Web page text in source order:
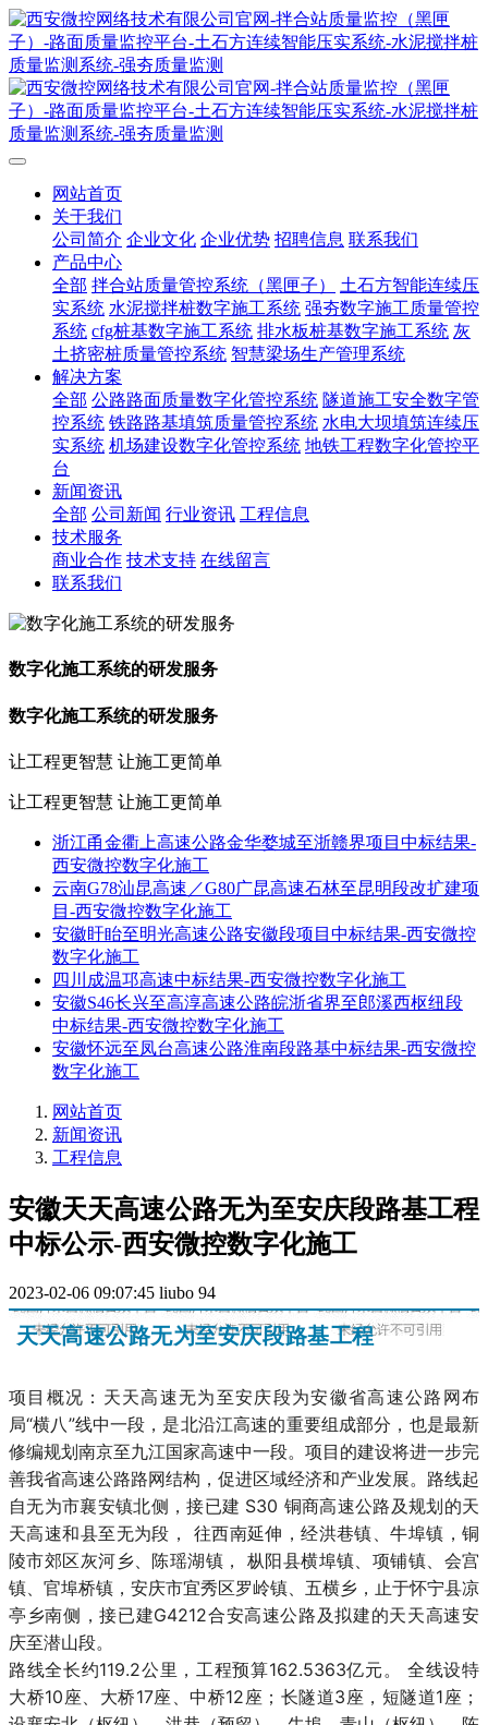
网站首页
关于我们
公司简介 企业文化 企业优势 招聘信息 联系我们
产品中心
全部 拌合站质量管控系统（黑匣子）
土石方智能连续压
实系统 水泥搅拌桩数字施工系统 强夯数字施工质量管控
系统 cfg桩基数字施工系统 排水板桩基数字施工系统 灰
土挤密桩质量管控系统 智慧梁场生产管理系统
解决方案
全部 公路路面质量数字化管控系统 隧道施工安全数字管
控系统 铁路路基填筑质量管控系统 水电大坝填筑连续压
实系统 机场建设数字化管控系统 地铁工程数字化管控平
台
新闻资讯
全部 公司新闻 行业资讯 工程信息
技术服务
商业合作 技术支持 在线留言
联系我们
数字化施工系统的研发服务
数字化施工系统的研发服务
让工程更智慧 让施工更简单
让工程更智慧 让施工更简单
浙江甬金衢上高速公路金华婺城至浙赣界项目中标结果-
西安微控数字化施工
云南G78汕昆高速／G80广昆高速石林至昆明段改扩建项
目-西安微控数字化施工
安徽盱眙至明光高速公路安徽段项目中标结果-西安微控
数字化施工
四川成温邛高速中标结果-西安微控数字化施工
安徽S46长兴至高淳高速公路皖浙省界至郎溪西枢纽段
中标结果-西安微控数字化施工
安徽怀远至凤台高速公路淮南段路基中标结果-西安微控
数字化施工
网站首页
新闻资讯
工程信息
安徽天天高速公路无为至安庆段路基工程
中标公示-西安微控数字化施工
2023-02-06 09:07:45 liubo 94
天天高速公路无为至安庆段路基工程
项目概况：天天高速无为至安庆段为安徽省高速公路网布
局“横八”线中一段，是北沿江高速的重要组成部分，也是最新
修编规划南京至九江国家高速中一段。项目的建设将进一步完
善我省高速公路路网结构，促进区域经济和产业发展。路线起
自无为市襄安镇北侧，接已建 S30 铜商高速公路及规划的天
天高速和县至无为段， 往西南延伸，经洪巷镇、牛埠镇，铜
陵市郊区灰河乡、陈瑶湖镇， 枞阳县横埠镇、项铺镇、会宫
镇、官埠桥镇，安庆市宜秀区罗岭镇、 五横乡，止于怀宁县凉
亭乡南侧，接已建G4212合安高速公路及拟建的天天高速安
庆至潜山段。
路线全长约119.2公里，工程预算162.5363亿元。 全线设特
大桥10座、大桥17座、中桥12座；长隧道3座，短隧道1座；